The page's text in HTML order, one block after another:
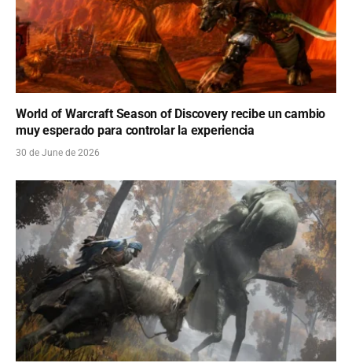
World of Warcraft Season of Discovery recibe un cambio
muy esperado para controlar la experiencia
30 de June de 2026